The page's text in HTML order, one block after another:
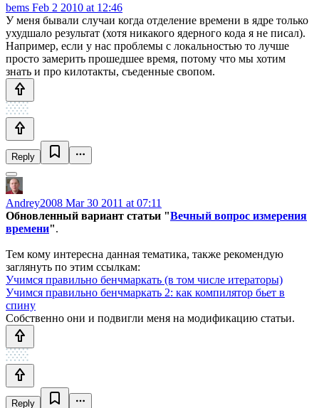
bems Feb 2 2010 at 12:46
У меня бывали случаи когда отделение времени в ядре только
ухудшало результат (хотя никакого ядерного кода я не писал).
Например, если у нас проблемы с локальностью то лучше
просто замерить прошедшее время, потому что мы хотим
знать и про килотакты, съеденные свопом.
Reply
Andrey2008 Mar 30 2011 at 07:11
Обновленный вариант статьи "Вечный вопрос измерения
времени".
Тем кому интересна данная тематика, также рекомендую
заглянуть по этим ссылкам:
Учимся правильно бенчмаркать (в том числе итераторы)
Учимся правильно бенчмаркать 2: как компилятор бьет в
спину
Собственно они и подвигли меня на модификацию статьи.
Reply